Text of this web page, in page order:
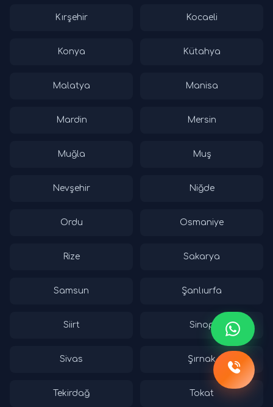
Kırşehir Kocaeli
Konya Kütahya
Malatya Manisa
Mardin Mersin
Muğla Muş
Nevşehir Niğde
Ordu Osmaniye
Rize Sakarya
Samsun Şanlıurfa
Siirt Sinop
Sivas Şırnak
Tekirdağ Tokat